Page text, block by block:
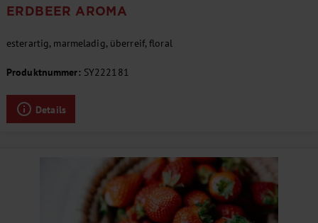
ERDBEER AROMA
esterartig, marmeladig, überreif, floral
Produktnummer: SY222181
Details